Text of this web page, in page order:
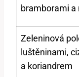
bramborami a
Zeleninová⁤
‍luštěninami,
a koriandrem